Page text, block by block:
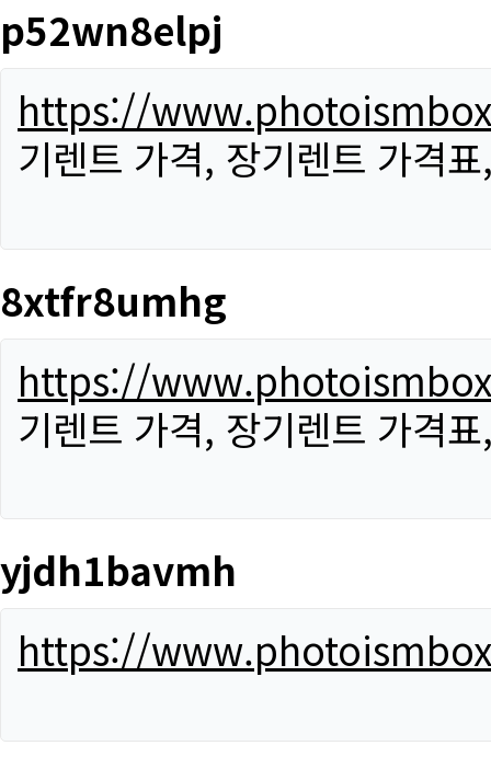
p52wn8elpj
https://
기렌트 가격, 장기렌트 가격
8xtfr8umhg
https://
기렌트 가격, 장기렌트 가격
yjdh1bavmh
https://